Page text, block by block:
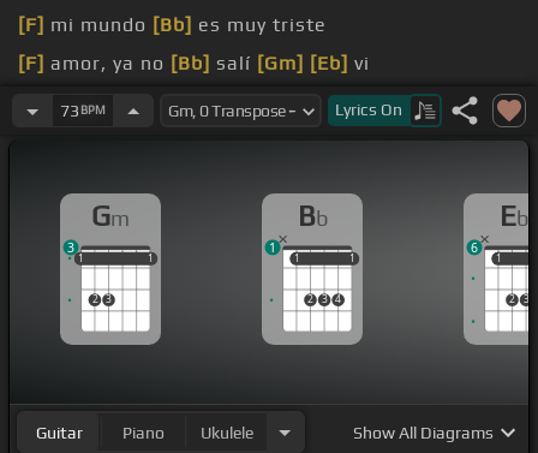
[F] mi mundo [Bb] es muy triste
[F] amor, ya no [Bb] salí [Gm] [Eb] vi
[Dm] [F] [Bb] [Gm] Extraño tu[F]mirar, tu [Bb]
73 BPM Lyrics On
Gm
1
2 3
1
1 1
3
Bb
1
2 3 4
1
1 1
1
Eb
1
2 3
1
6
Guitar Piano Ukulele ShowAll Diagrams